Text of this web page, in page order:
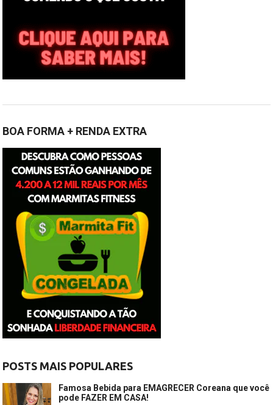
BOA FORMA + RENDA EXTRA
POSTS MAIS POPULARES
Famosa Bebida para EMAGRECER Coreana que você
pode FAZER EM CASA!